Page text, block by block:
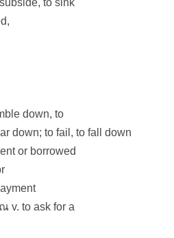
down, to
down; to fail, to fall down
or borrowed
to ask for a